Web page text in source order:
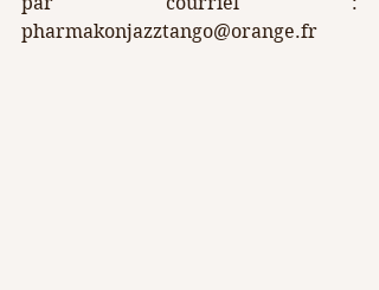
pharmakonjazztango@orange.fr